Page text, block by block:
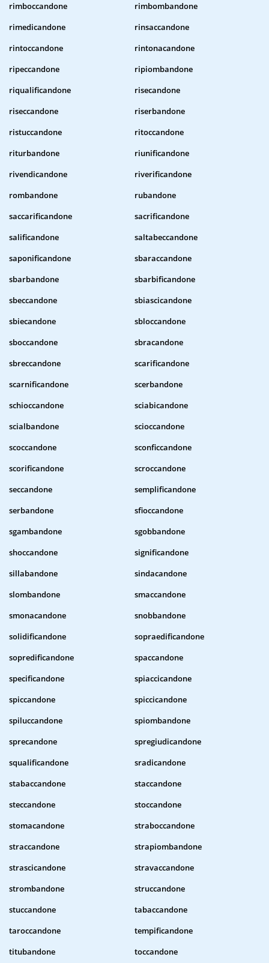
rimboccandone
rimbombandone
rimedicandone
rinsaccandone
rintoccandone
rintonacandone
ripeccandone
ripiombandone
riqualificandone
risecandone
riseccandone
riserbandone
ristuccandone
ritoccandone
riturbandone
riunificandone
rivendicandone
riverificandone
rombandone
rubandone
saccarificandone
sacrificandone
salificandone
saltabeccandone
saponificandone
sbaraccandone
sbarbandone
sbarbificandone
sbeccandone
sbiascicandone
sbiecandone
sbloccandone
sboccandone
sbracandone
sbreccandone
scarificandone
scarnificandone
scerbandone
schioccandone
sciabicandone
scialbandone
scioccandone
scoccandone
sconficcandone
scorificandone
scroccandone
seccandone
semplificandone
serbandone
sfioccandone
sgambandone
sgobbandone
shoccandone
significandone
sillabandone
sindacandone
slombandone
smaccandone
smonacandone
snobbandone
solidificandone
sopraedificandone
sopredificandone
spaccandone
specificandone
spiaccicandone
spiccandone
spiccicandone
spiluccandone
spiombandone
sprecandone
spregiudicandone
squalificandone
sradicandone
stabaccandone
staccandone
steccandone
stoccandone
stomacandone
straboccandone
straccandone
strapiombandone
strascicandone
stravaccandone
strombandone
struccandone
stuccandone
tabaccandone
taroccandone
tempificandone
titubandone
toccandone